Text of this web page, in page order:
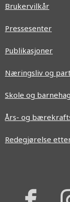
Brukervilkår
Pressesenter
Publikasjoner
Næringsliv og
Skole og
Års- og
Redegjørelse
{{